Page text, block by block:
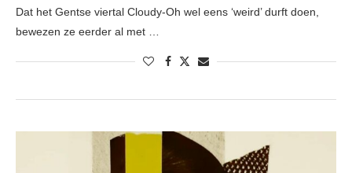
Dat het Gentse viertal Cloudy-Oh wel eens ‘weird’ durft doen,
bewezen ze eerder al met …